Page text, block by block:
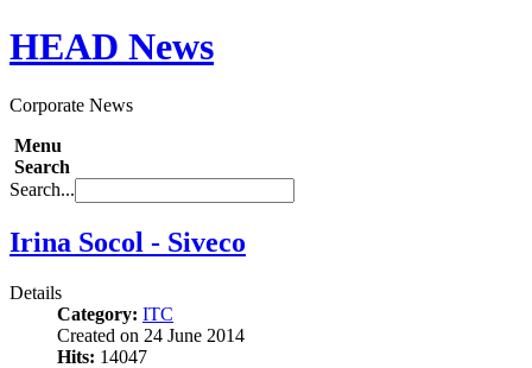
HEAD News
Corporate News
Menu
Search
Search...
Irina Socol - Siveco
Details
Category: ITC
Created on 24 June 2014
Hits: 14047